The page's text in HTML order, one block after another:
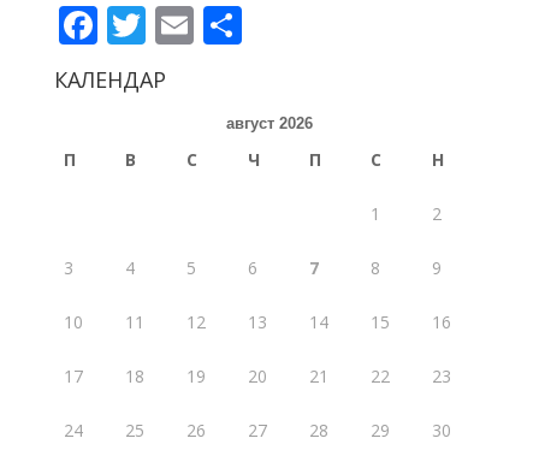
Facebook
Twitter
EmailShare
КАЛЕНДАР
август 2026
П В С Ч П С Н
1 2
3 4 5 6 7 8 9
10 11 12 13 14 15 16
17 18 19 20 21 22 23
24 25 26 27 28 29 30